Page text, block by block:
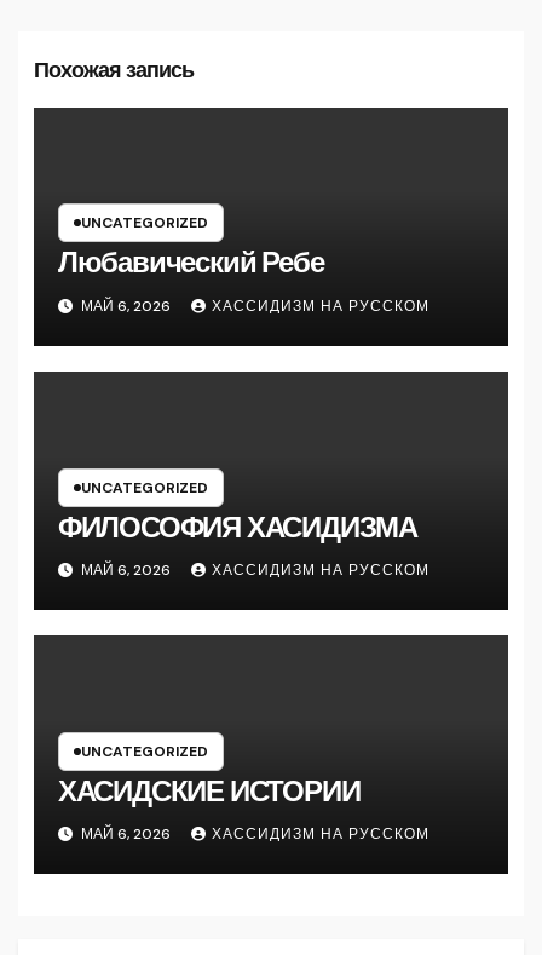
Похожая запись
UNCATEGORIZED
Любавический Ребе
МАЙ 6, 2026 ХАССИДИЗМ НА РУССКОМ
UNCATEGORIZED
ФИЛОСОФИЯ ХАСИДИЗМА
МАЙ 6, 2026 ХАССИДИЗМ НА РУССКОМ
UNCATEGORIZED
ХАСИДСКИЕ ИСТОРИИ
МАЙ 6, 2026 ХАССИДИЗМ НА РУССКОМ